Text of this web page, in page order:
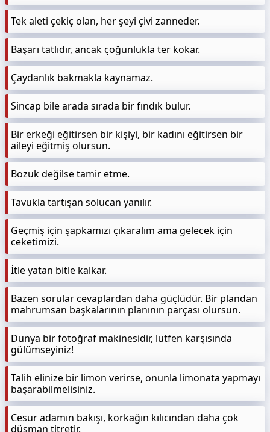
Tek aleti çekiç olan, her şeyi çivi zanneder.
Başarı tatlıdır, ancak çoğunlukla ter kokar.
Çaydanlık bakmakla kaynamaz.
Sincap bile arada sırada bir fındık bulur.
Bir erkeği eğitirsen bir kişiyi, bir kadını eğitirsen bir
aileyi eğitmiş olursun.
Bozuk değilse tamir etme.
Tavukla tartışan solucan yanılır.
Geçmiş için şapkamızı çıkaralım ama gelecek için
ceketimizi.
İtle yatan bitle kalkar.
Bazen sorular cevaplardan daha güçlüdür. Bir plandan
mahrumsan başkalarının planının parçası olursun.
Dünya bir fotoğraf makinesidir, lütfen karşısında
gülümseyiniz!
Talih elinize bir limon verirse, onunla limonata yapmayı
başarabilmelisiniz.
Cesur adamın bakışı, korkağın kılıcından daha çok
düşman titretir.